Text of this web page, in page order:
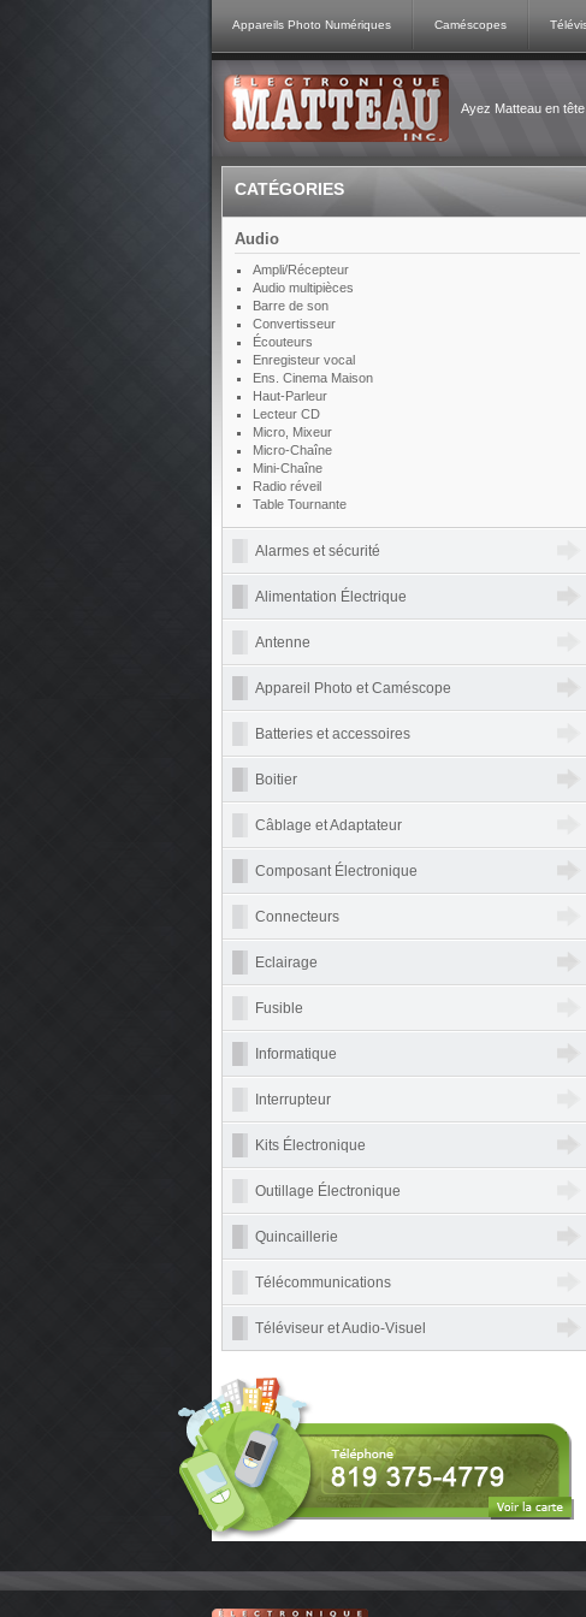
Appareils Photo Numériques Caméscopes
Ayez Matteau en tête
CATÉGORIES
Audio
Ampli/Récepteur
Audio multipièces
Barre de son
Convertisseur
Écouteurs
Enregisteur vocal
Ens. Cinema Maison
Haut-Parleur
Lecteur CD
Micro, Mixeur
Micro-Chaîne
Mini-Chaîne
Radio réveil
Table Tournante
Alarmes et sécurité
Alimentation Électrique
Antenne
Appareil Photo et Caméscope
Batteries et accessoires
Boitier
Câblage et Adaptateur
Composant Électronique
Connecteurs
Eclairage
Fusible
Informatique
Interrupteur
Kits Électronique
Outillage Électronique
Quincaillerie
Télécommunications
Téléviseur et Audio-Visuel